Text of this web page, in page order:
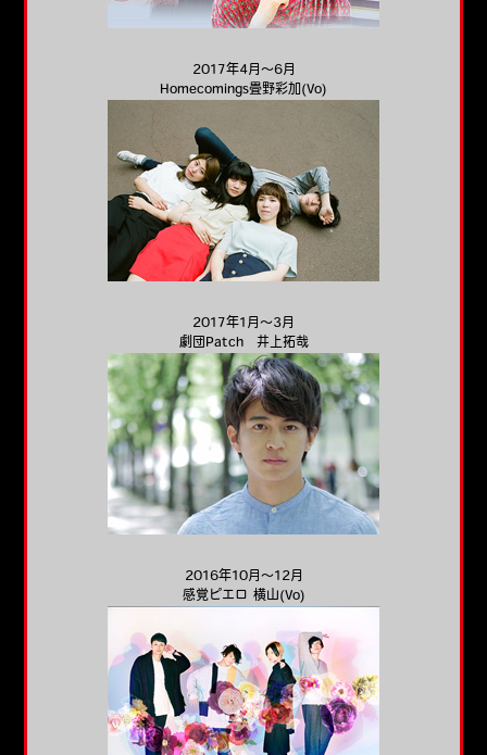
2017年4月～6月
Homecomings畳野彩加(Vo)
2017年1月～3月
劇団Patch 井上拓哉
2016年10月～12月
感覚ピエロ 横山(Vo)